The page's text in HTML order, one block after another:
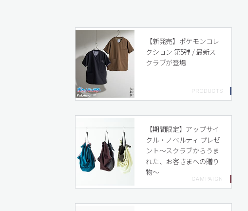
【新発売】ポケモンコレ
クション 第5弾 / 最新ス
クラブが登場
【期間限定】アップサイ
クル・ノベルティ プレゼ
ント〜スクラブからうま
れた、お客さまへの贈り
物〜